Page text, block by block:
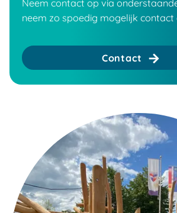
Neem contact op via
neem zo spoedig mogelijk contact
Contact